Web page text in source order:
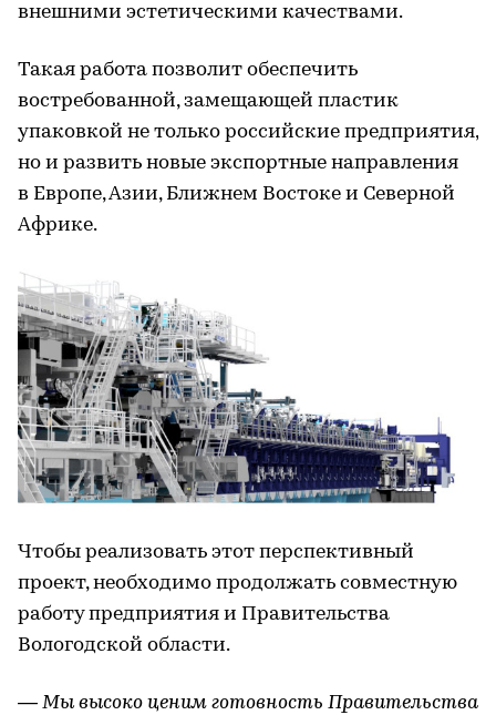
внешними эстетическими качествами.
Такая работа позволит обеспечить
востребованной, замещающей пластик
упаковкой не только российские предприятия,
но и развить новые экспортные направления
в Европе, Азии, Ближнем Востоке и Северной
Африке.
Чтобы реализовать этот перспективный
проект, необходимо продолжать совместную
работу предприятия и Правительства
Вологодской области.
— Мы высоко ценим готовность Правительства